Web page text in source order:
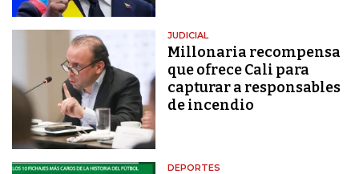
JUDICIAL
Millonaria recompensa
que ofrece Cali para
capturar a responsables
de incendio
DEPORTES